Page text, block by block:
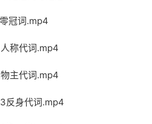
冠词.mp4
称代词.mp4
主代词.mp4
反身代词.mp4